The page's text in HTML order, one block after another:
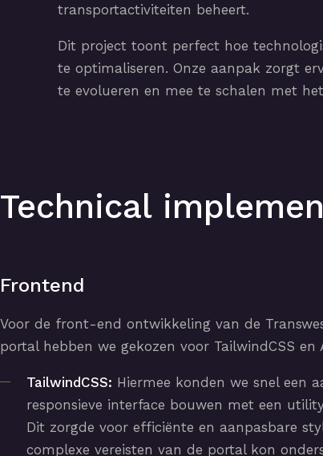
transportactiviteiten beheert.
Dit project toont perfect hoe
te optimaliseren. Onze aanpak zorgt
te evolueren en mee te schalen met
Technical
Frontend
Voor de front-end ontwikkeling van de
portal hebben we gekozen voor TailwindCSS en
TailwindCSS: Hiermee konden we snel een
responsieve interface bouwen met een
Dit zorgde voor efficiënte en aanpasbare
complexe vereisten van de portal kon